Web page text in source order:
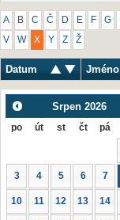
A B C Č D E F G
V W X Y Z Ž
Datum Jméno
Srpen 2026
po út st čt pá
3 4 5 6 7
10 11 12 13 14